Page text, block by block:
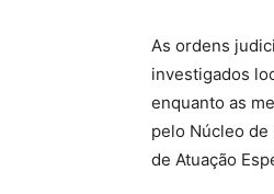
As ordens
investigados
enquanto as
pelo Núcleo
de Atuação